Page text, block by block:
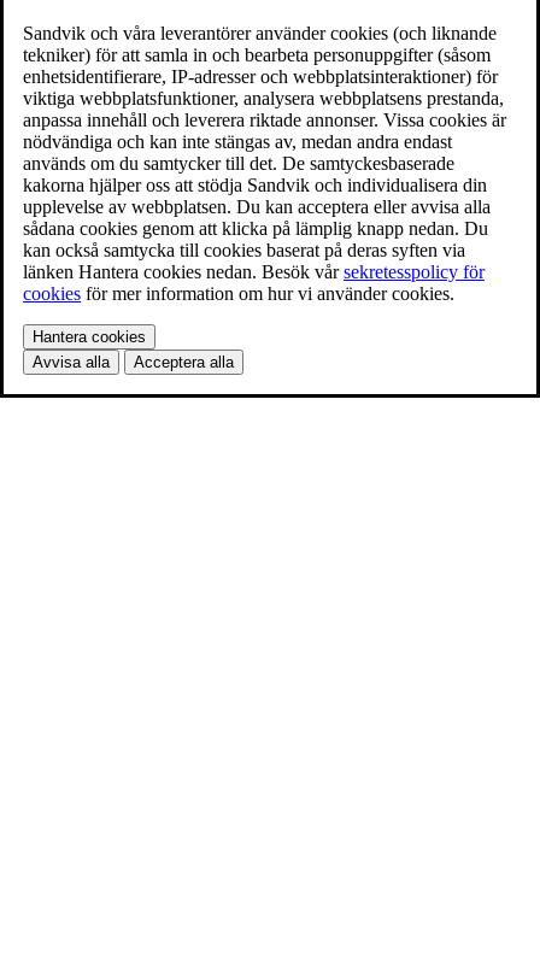
Sandvik och våra leverantörer använder cookies (och liknande
tekniker) för att samla in och bearbeta personuppgifter (såsom
enhetsidentifierare, IP-adresser och webbplatsinteraktioner) för
viktiga webbplatsfunktioner, analysera webbplatsens prestanda,
anpassa innehåll och leverera riktade annonser. Vissa cookies är
nödvändiga och kan inte stängas av, medan andra endast
används om du samtycker till det. De samtyckesbaserade
kakorna hjälper oss att stödja Sandvik och individualisera din
upplevelse av webbplatsen. Du kan acceptera eller avvisa alla
sådana cookies genom att klicka på lämplig knapp nedan. Du
kan också samtycka till cookies baserat på deras syften via
länken Hantera cookies nedan. Besök vårsekretesspolicy för
cookies för mer information om hur vi använder cookies.
Hantera cookies
Avvisa alla
Acceptera alla